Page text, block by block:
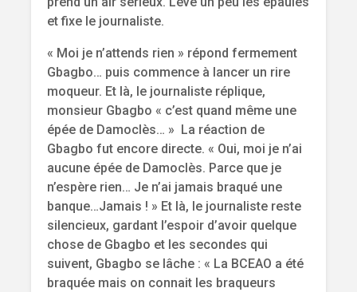
et fixe le journaliste.
« Moi je n’attends rien » répond fermement
Gbagbo… puis commence à lancer un rire
moqueur. Et là, le journaliste réplique,
monsieur Gbagbo « c’est quand même une
épée de Damoclès… » La réaction de
Gbagbo fut encore directe. « Oui, moi je n’ai
aucune épée de Damoclès. Parce que je
n’espère rien… Je n’ai jamais braqué une
banque…Jamais ! » Et là, le journaliste reste
silencieux, gardant l’espoir d’avoir quelque
chose de Gbagbo et les secondes qui
suivent, Gbagbo se lâche : « La BCEAO a été
braquée mais on connait les braqueurs